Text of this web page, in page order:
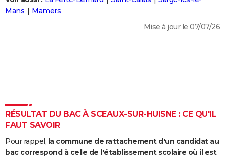
Destinations
City break
Voyage nature
Voyage de noces
Forum
Climat
+
PHOTO
Dictionnaire
Biographies
Citations
Expressions
Proverbes
PROGRAMME TV
S'inscrire
Se connecter
Lycées
Collèges
Primaires
Universités
Entreprises
Service militaire
Avis de recherche
AVIS DE DÉCÈS
Mans
Mamers
Mise à jour le 07/07/26
RÉSULTAT DU BAC À SCEAUX-SUR-HUISNE : CE QU'IL
FAUT SAVOIR
Pour rappel, la commune de rattachement d'un candidat au
bac correspond à celle de l'établissement scolaire où il est